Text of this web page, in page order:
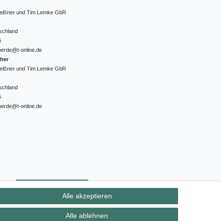
und Tim Lemke GbR
online.de
und Tim Lemke GbR
online.de
Vertrag widerrufen
Kontakt
Alle akzeptieren
Alle ablehnen